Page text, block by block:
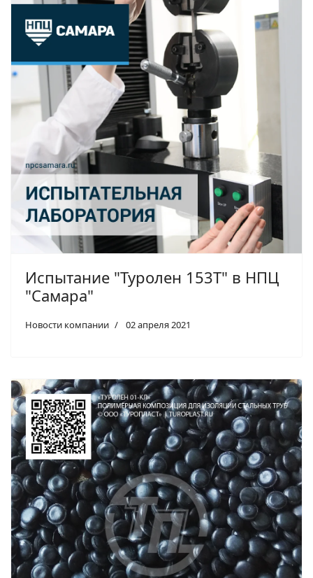
Испытание "Туролен 153Т" в НПЦ
"Самара"
Новости компании 02 апреля 2021